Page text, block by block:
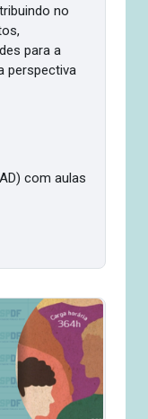
no
para a
perspectiva
com aulas
Psicossocial